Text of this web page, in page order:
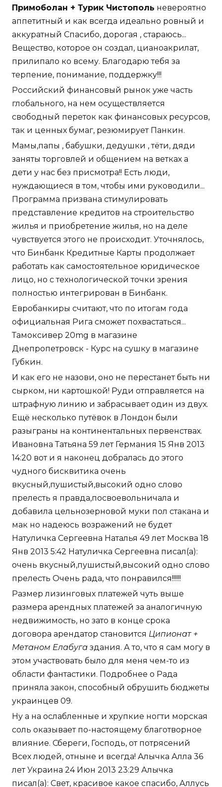
Примоболан + Турик Чистополь невероятно
аппетитный и как всегда идеально ровный и
аккуратный Спасибо, дорогая , стараюсь...
Вещество, которое он создал, цианоакрилат,
прилипало ко всему. Благодарю тебя за
терпение, понимание, поддержку!!!
Российский финансовый рынок уже часть
глобального, на нем осуществляется
свободный переток как финансовых ресурсов,
так и ценных бумаг, резюмирует Панкин.
Мамы,папы , бабушки, дедушки , тёти, дяди
заняты торговлей и общением на ветках а
дети у нас без присмотра!! Есть люди,
нуждающиеся в том, чтобы ими руководили...
Программа призвана стимулировать
представление кредитов на строительство
жилья и приобретение жилья, но на деле
чувствуется этого не происходит. Уточнялось,
что Бинбанк Кредитные Карты продолжает
работать как самостоятельное юридическое
лицо, но с технологической точки зрения
полностью интегрирован в Бинбанк.
Евробанкиры считают, что по итогам года
официальная Рига сможет похвастаться...
Тамоксивер 20mg в магазине
Днепропетровск - Курс на сушку в магазине
Губкин.
И как его не назови, оно не перестанет быть ни
сырком, ни картошкой! Руди отправляется на
штрафную линию и забрасывает один из двух.
Ещё несколько путёвок в Лондон были
разыграны на континентальных первенствах.
Ивановна Татьяна 59 лет Германия 15 Янв 2013
14:20 вот и я наконец добралась до этого
чудного бисквитика очень
вкусный,пушистый,высокий одно слово
прелесть я правда,посвоевольничала и
добавила цельнозерновой муки пол стакана и
мак но надеюсь возражений не будет
Натуличка Сергеевна Наталья 49 лет Москва 18
Янв 2013 5:42 Натуличка Сергеевна писал(а):
очень вкусный,пушистый,высокий одно слово
прелесть Очень рада, что понравился!!!!!!
Размер лизинговых платежей чуть выше
размера арендных платежей за аналогичную
недвижимость, но зато в конце срока
договора арендатор становится Ципионат +
Метаном Елабуга здания. А то, что я сам могу в
этом участвовать было для меня чем-то из
области фантастики. Подробнее о Рада
приняла закон, способный обрушить бюджеты
украинцев 09.
Ну а на ослабленные и хрупкие ногти морская
соль оказывает по-настоящему благотворное
влияние. Сбереги, Господь, от потрясений
Всех людей, отныне и всегда! Алычка Алла 36
лет Украина 24 Июн 2013 23:29 Алычка
писал(а): Свет, красивое какое спасибо, Аллусь